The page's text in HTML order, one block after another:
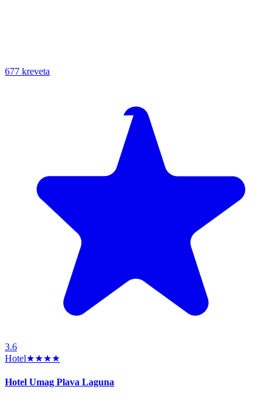
677 kreveta
3.6
Hotel★★★★
Hotel Umag Plava Laguna